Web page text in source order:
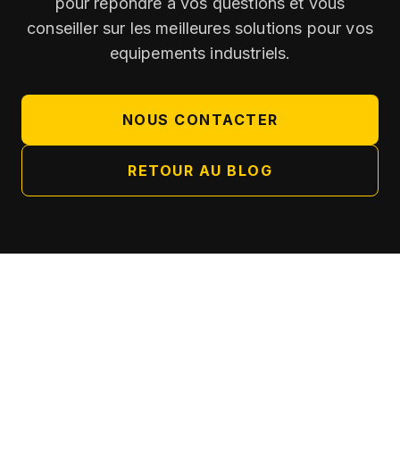
conseiller sur les meilleures solutions pour vos
equipements industriels.
NOUS CONTACTER
RETOUR AU BLOG